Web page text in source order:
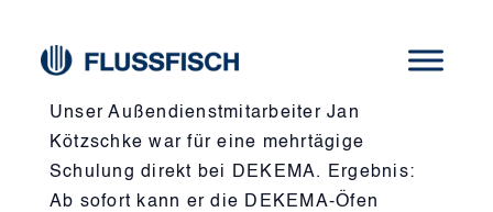
Neuer Service: Eigene Wartung und
Unser Außendienstmitarbeiter Jan
Kötzschke war für eine mehrtägige
Schulung direkt bei DEKEMA. Ergebnis:
Ab sofort kann er die DEKEMA-Öfen